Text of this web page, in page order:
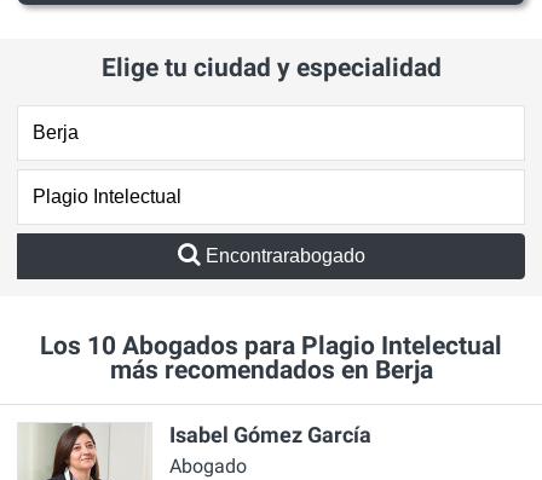
Elige tu ciudad y especialidad
Encontrarabogado
Los 10 Abogados para Plagio Intelectual
más recomendados en Berja
Isabel Gómez García
Abogado